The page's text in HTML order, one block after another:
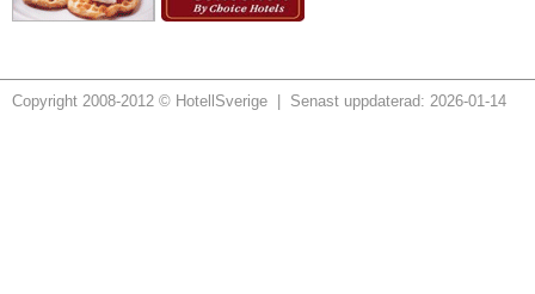
Copyright 2008-2012 © HotellSverige | Senast uppdaterad: 2026-01-14